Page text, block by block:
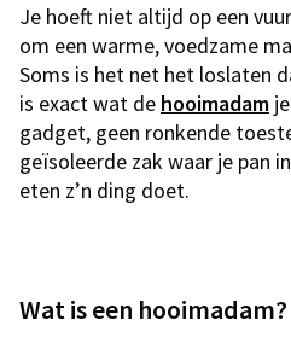
Je hoeft niet altijd op een
om een warme, voedzame
Soms is het net het loslaten
is exact wat de hooimadam
gadget, geen ronkende
geïsoleerde zak waar je pan
eten z’n ding doet.
Wat is een hooimadam?